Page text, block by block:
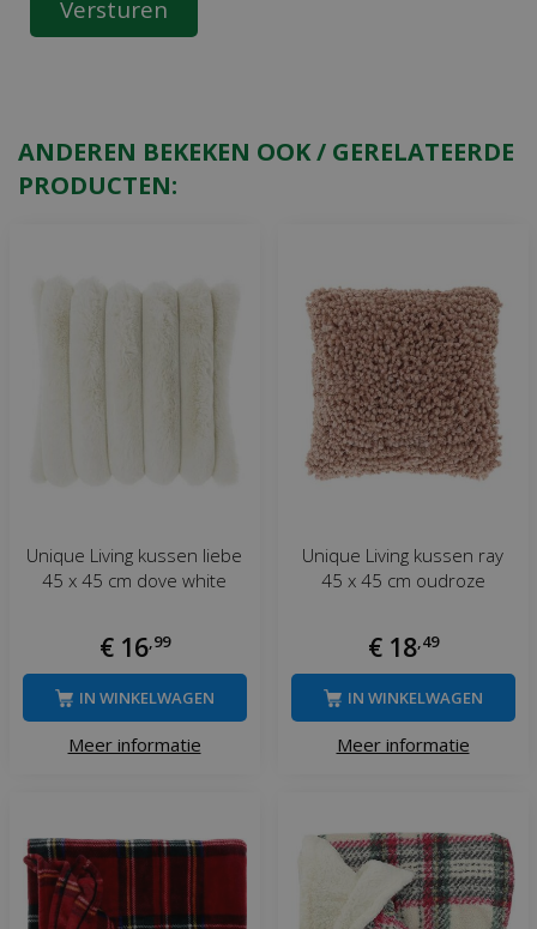
ANDEREN BEKEKEN OOK / GERELATEERDE
PRODUCTEN:
Unique Living kussen liebe
45 x 45 cm dove white
€ 16,99
Meer informatie
IN WINKELWAGEN
Unique Living kussen ray
45 x 45 cm oudroze
€ 18,49
Meer informatie
IN WINKELWAGEN